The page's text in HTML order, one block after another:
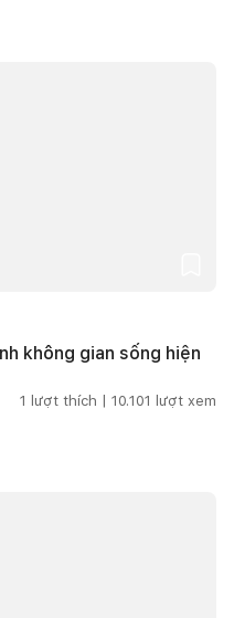
không gian sống hiện
1 lượt thích | 10.101 lượt xem